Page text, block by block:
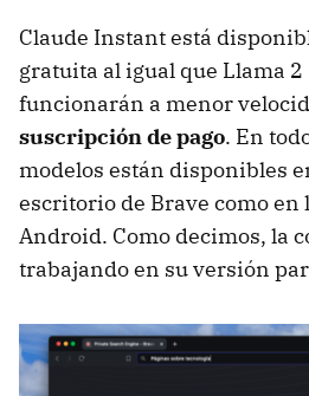
Claude Instant está
gratuita al igual que Llama 2
funcionarán a menor
suscripción de pago. En
modelos están disponibles
escritorio de Brave como en
Android. Como decimos, la
trabajando en su versión